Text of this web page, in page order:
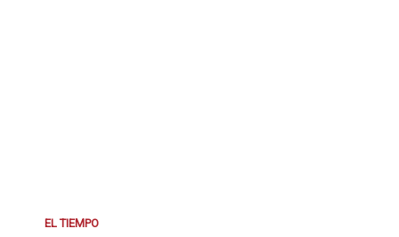
EL TIEMPO